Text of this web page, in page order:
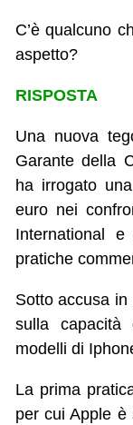
C’è qualcuno
aspetto?
RISPOSTA
Una nuova
Garante della
ha irrogato
euro nei
International
pratiche
Sotto accusa
sulla capacità
modelli di
La prima
per cui Apple è